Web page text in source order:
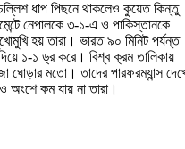
ধাপ পিছনে থাকলেও কুয়েত কিন্তু
নেপালকে ৩-১-এ ও পাকিস্তানকে
হয় তারা। ভারত ৯০ মিনিট পর্যন্ত
১-১ ড্র করে। বিশ্ব ক্রম তালিকায়
ঘোড়ার মতো। তাদের পারফরম্যান্স
অংশে কম যায় না তারা।